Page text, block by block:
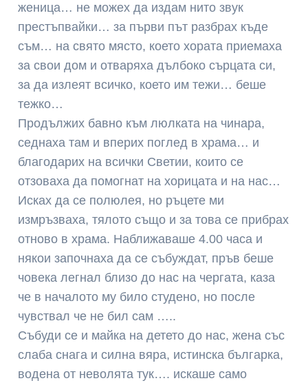
женица… не можех да издам нито звук
престъпвайки… за първи път разбрах къде
съм… на свято място, което хората приемаха
за свои дом и отваряха дълбоко сърцата си,
за да излеят всичко, което им тежи… беше
тежко…
Продължих бавно към люлката на чинара,
седнаха там и вперих поглед в храма… и
благодарих на всички Светии, които се
отзоваха да помогнат на хорицата и на нас…
Исках да се полюлея, но ръцете ми
измръзваха, тялото също и за това се прибрах
отново в храма. Наближаваше 4.00 часа и
някои започнаха да се събуждат, пръв беше
човека легнал близо до нас на чергата, каза
че в началото му било студено, но после
чувствал че не бил сам …..
Събуди се и майка на детето до нас, жена със
слаба снага и силна вяра, истинска българка,
водена от неволята тук…. искаше само